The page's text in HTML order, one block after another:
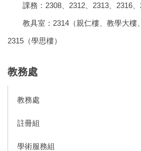
課務：2308、2312、2313、2316、
教具室：2314（親仁樓、教學大樓
2315（學思樓）
教務處
教務處
註冊組
學術服務組